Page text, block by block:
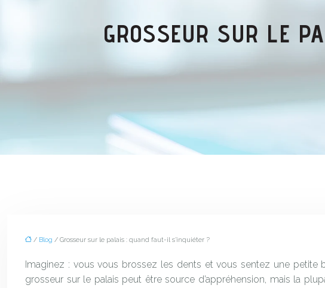
GROSSEUR SUR LE
/ Blog / Grosseur sur le palais : quand faut-il s’inquiéter ?
Imaginez : vous vous brossez les dents et vous sentez une petite
grosseur sur le palais peut être source d’appréhension, mais la